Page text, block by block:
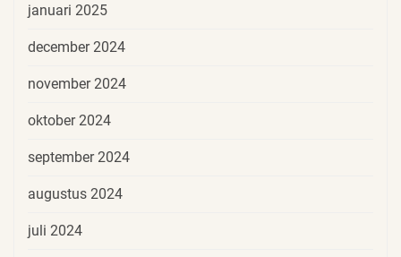
januari 2025
december 2024
november 2024
oktober 2024
september 2024
augustus 2024
juli 2024